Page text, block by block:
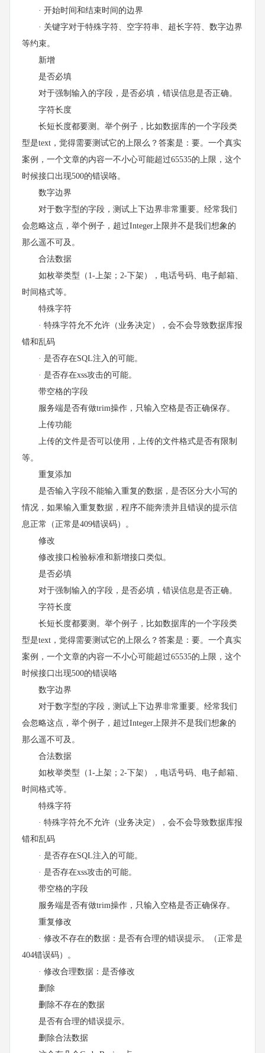
· 开始时间和结束时间的边界
· 关键字对于特殊字符、空字符串、超长字符、数字边界
等约束。
新增
是否必填
对于强制输入的字段，是否必填，错误信息是否正确。
字符长度
长短长度都要测。举个例子，比如数据库的一个字段类
型是text，觉得需要测试它的上限么？答案是：要。一个真实
案例，一个文章的内容一不小心可能超过65535的上限，这个
时候接口出现500的错误咯。
数字边界
对于数字型的字段，测试上下边界非常重要。经常我们
会忽略这点，举个例子，超过Integer上限并不是我们想象的
那么遥不可及。
合法数据
如枚举类型（1-上架；2-下架），电话号码、电子邮箱、
时间格式等。
特殊字符
· 特殊字符允不允许（业务决定），会不会导致数据库报
错和乱码
· 是否存在SQL注入的可能。
· 是否存在xss攻击的可能。
带空格的字段
服务端是否有做trim操作，只输入空格是否正确保存。
上传功能
上传的文件是否可以使用，上传的文件格式是否有限制
等。
重复添加
是否输入字段不能输入重复的数据，是否区分大小写的
情况，如果输入重复数据，程序不能奔溃并且错误的提示信
息正常（正常是409错误码）。
修改
修改接口检验标准和新增接口类似。
是否必填
对于强制输入的字段，是否必填，错误信息是否正确。
字符长度
长短长度都要测。举个例子，比如数据库的一个字段类
型是text，觉得需要测试它的上限么？答案是：要。一个真实
案例，一个文章的内容一不小心可能超过65535的上限，这个
时候接口出现500的错误咯
数字边界
对于数字型的字段，测试上下边界非常重要。经常我们
会忽略这点，举个例子，超过Integer上限并不是我们想象的
那么遥不可及。
合法数据
如枚举类型（1-上架；2-下架），电话号码、电子邮箱、
时间格式等。
特殊字符
· 特殊字符允不允许（业务决定），会不会导致数据库报
错和乱码
· 是否存在SQL注入的可能。
· 是否存在xss攻击的可能。
带空格的字段
服务端是否有做trim操作，只输入空格是否正确保存。
重复修改
· 修改不存在的数据：是否有合理的错误提示。（正常是
404错误码）。
· 修改合理数据：是否修改
删除
删除不存在的数据
是否有合理的错误提示。
删除合法数据